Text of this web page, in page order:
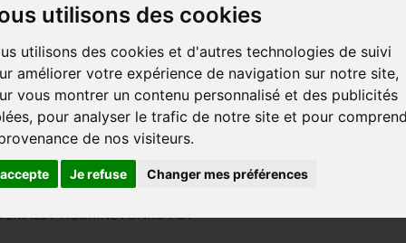
utilisons des cookies
utilisons des cookies et d'autres technologies de suivi
améliorer votre expérience de navigation sur notre site,
vous montrer un contenu personnalisé et des publicités
pour analyser le trafic de notre site et pour
de nos visiteurs.
Je refuse Changer mes préférences
AUTRES COMICS MUSIQUE SPORTS POP
FUNKO HOME FUNKO VINYL SODA RETRO
CARTE A JOUER
/ FIGURINE FUNKO POP